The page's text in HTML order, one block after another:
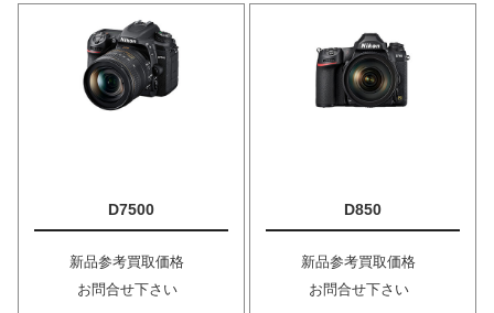
D7500
新品参考買取価格
お問合せ下さい
D850
新品参考買取価格
お問合せ下さい